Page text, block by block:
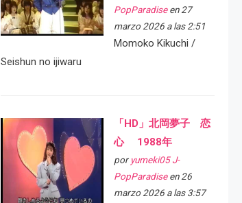
PopParadiseen 27
marzo 2026 a las 2:51
Momoko Kikuchi /
Seishun no ijiwaru
「HD」北岡夢子 恋
心 1988年
por yumeki05 J-
PopParadiseen 26
marzo 2026 a las 3:57